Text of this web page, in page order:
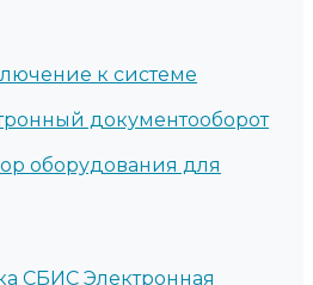
к системе
документооборот
оборудования для
СБИС Электронная